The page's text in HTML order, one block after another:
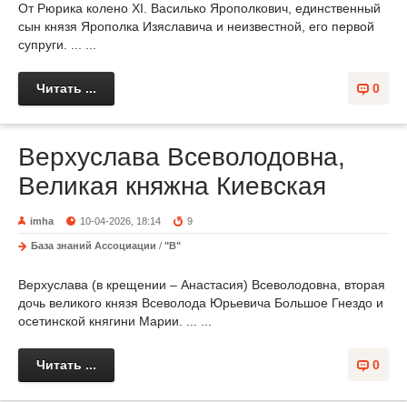
От Рюрика колено XI. Василько Ярополкович, единственный
сын князя Ярополка Изяславича и неизвестной, его первой
супруги. ... ...
0
Читать ...
Верхуслава Всеволодовна,
Великая княжна Киевская
imha 10-04-2026, 18:14 9
База знаний Ассоциации / "В"
Верхуслава (в крещении – Анастасия) Всеволодовна, вторая
дочь великого князя Всеволода Юрьевича Большое Гнездо и
осетинской княгини Марии. ... ...
0
Читать ...